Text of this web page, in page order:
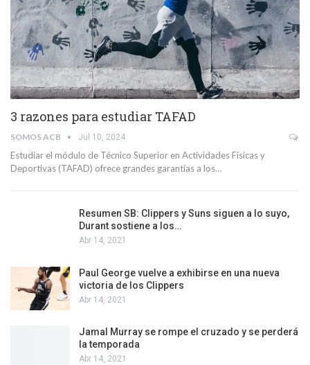
3 razones para estudiar TAFAD
SOMOS ACB Jul 10, 2024
Estudiar el módulo de Técnico Superior en Actividades Físicas y
Deportivas (TAFAD) ofrece grandes garantías a los…
Resumen SB: Clippers y Suns siguen a lo suyo,
Durant sostiene a los…
Abr 14, 2021
Paul George vuelve a exhibirse en una nueva
victoria de los Clippers
Abr 14, 2021
Jamal Murray se rompe el cruzado y se perderá
la temporada
Abr 14, 2021